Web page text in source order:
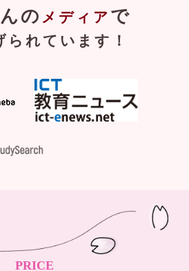
の メディア で
られています！
PRICE